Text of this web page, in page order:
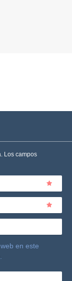
Los campos
en este